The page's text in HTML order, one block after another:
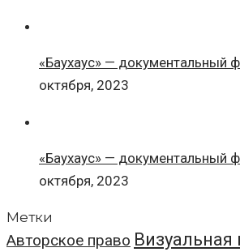
«Баухаус» — документальный
октября, 2023
«Баухаус» — документальный
октября, 2023
Метки
Авторское право Визуальная